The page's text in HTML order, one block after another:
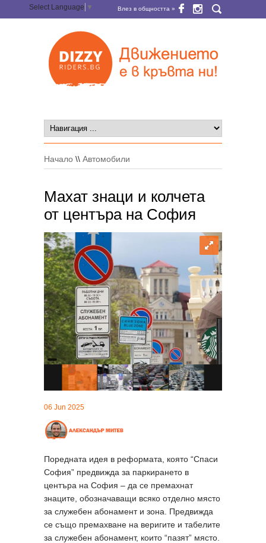
Select Language ▼ Влез в общността »
Начало \\ Автомобили
Махат знаци и колчета
от центъра на София
06 Jun 2025
Поредната идея в реформата, която “Спаси
София” предвижда за паркирането в
центъра на София – да се премахнат
знаците, обозначаващи всяко отделно място
за служебен абонамент и зона. Предвижда
се също премахване на веригите и табелите
за служебен абонамент, които “пазят” място.